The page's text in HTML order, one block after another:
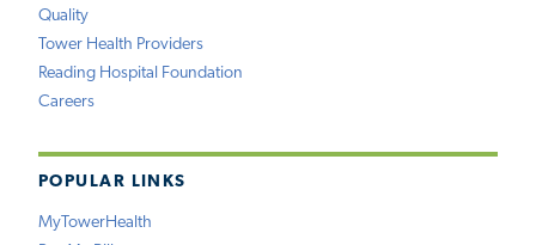
Quality
Tower Health Providers
Reading Hospital Foundation
Careers
POPULAR LINKS
MyTowerHealth